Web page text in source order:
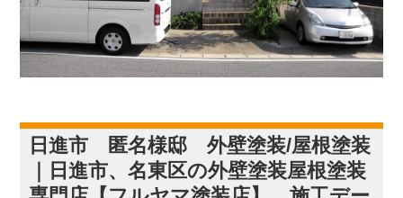
日進市 匿名様邸 外壁塗装/屋根塗装
｜日進市、名東区の外壁塗装屋根塗装